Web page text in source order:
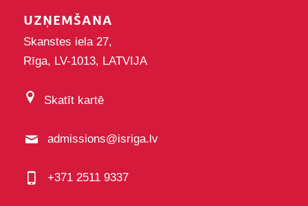
UZŅEMŠANA
Skanstes iela 27,
Rīga, LV-1013, LATVIJA
Skatīt kartē
admissions@isriga.lv
+371 2511 9337